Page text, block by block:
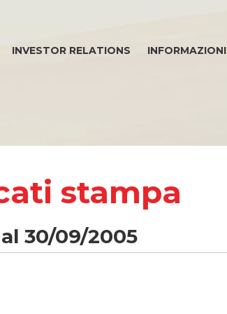
INVESTOR RELATIONS INFORMAZIONI
ETHICS OFFICE
stampa
30/09/2005